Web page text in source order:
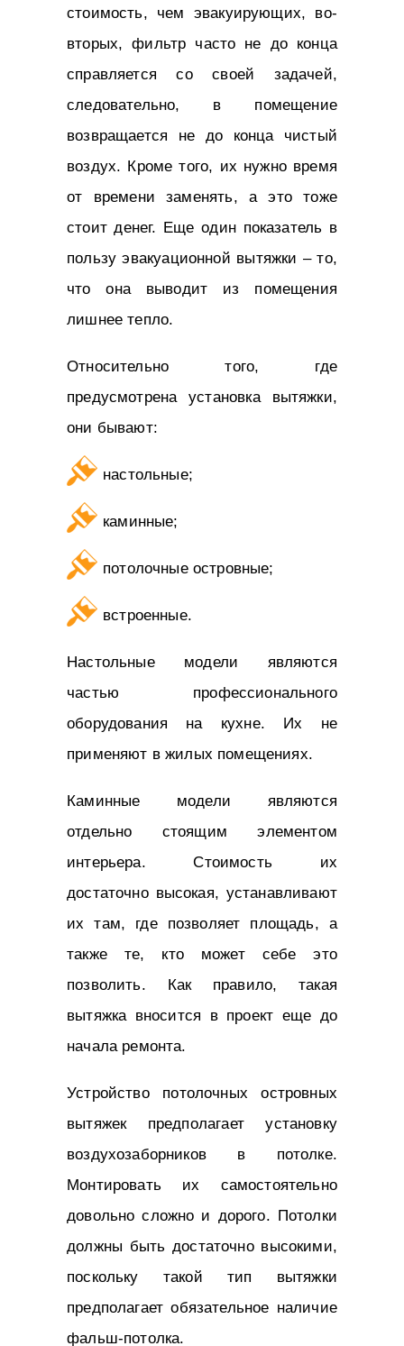
стоимость, чем эвакуирующих, во-
вторых, фильтр часто не до конца
справляется со своей задачей,
следовательно, в помещение
возвращается не до конца чистый
воздух. Кроме того, их нужно время
от времени заменять, а это тоже
стоит денег. Еще один показатель в
пользу эвакуационной вытяжки – то,
что она выводит из помещения
лишнее тепло.
Относительно того, где
предусмотрена установка вытяжки,
они бывают:
настольные;
каминные;
потолочные островные;
встроенные.
Настольные модели являются
частью профессионального
оборудования на кухне. Их не
применяют в жилых помещениях.
Каминные модели являются
отдельно стоящим элементом
интерьера. Стоимость их
достаточно высокая, устанавливают
их там, где позволяет площадь, а
также те, кто может себе это
позволить. Как правило, такая
вытяжка вносится в проект еще до
начала ремонта.
Устройство потолочных островных
вытяжек предполагает установку
воздухозаборников в потолке.
Монтировать их самостоятельно
довольно сложно и дорого. Потолки
должны быть достаточно высокими,
поскольку такой тип вытяжки
предполагает обязательное наличие
фальш-потолка.